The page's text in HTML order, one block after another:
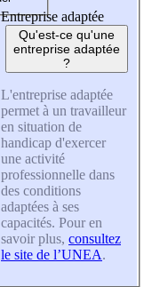
Entreprise adaptée
Qu'est-ce qu'une
entreprise adaptée
?
L'entreprise adaptée
permet à un travailleur
en situation de
handicap d'exercer
une activité
professionnelle dans
des conditions
adaptées à ses
capacités. Pour en
savoir plus, consultez
le site de l’UNEA.